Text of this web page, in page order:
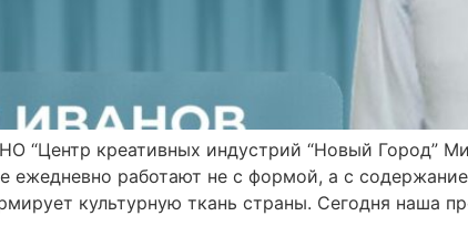
“Центр креативных индустрий “Новый Город”
ежедневно работают не с формой, а с
культурную ткань страны. Сегодня наша